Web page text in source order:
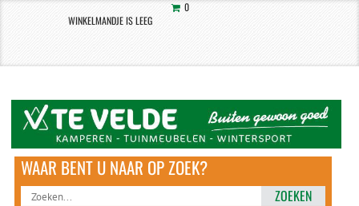
0
WINKELMANDJE IS LEEG
ZOEKEN